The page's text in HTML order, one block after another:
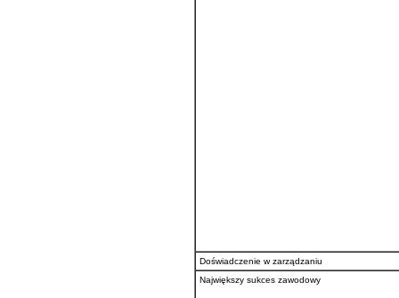
Doświadczenie w zarządzaniu
Największy sukces zawodowy